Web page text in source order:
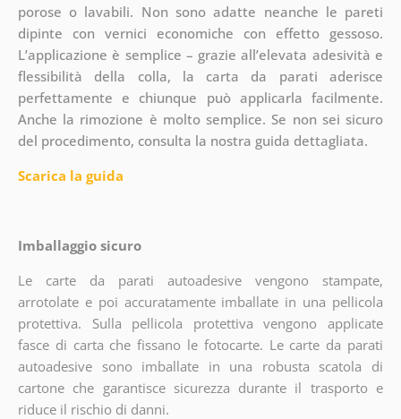
porose o lavabili. Non sono adatte neanche le pareti
dipinte con vernici economiche con effetto gessoso.
L’applicazione è semplice – grazie all’elevata adesività e
flessibilità della colla, la carta da parati aderisce
perfettamente e chiunque può applicarla facilmente.
Anche la rimozione è molto semplice. Se non sei sicuro
del procedimento, consulta la nostra guida dettagliata.
Scarica la guida
Imballaggio sicuro
Le carte da parati autoadesive vengono stampate,
arrotolate e poi accuratamente imballate in una pellicola
protettiva. Sulla pellicola protettiva vengono applicate
fasce di carta che fissano le fotocarte. Le carte da parati
autoadesive sono imballate in una robusta scatola di
cartone che garantisce sicurezza durante il trasporto e
riduce il rischio di danni.